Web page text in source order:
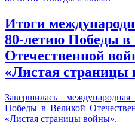
Итоги
80-летию Победы в
Отечественной
«Листая страницы
Завершилась
Победы в Великой
«Листая страницы войны».